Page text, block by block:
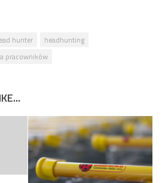
hunter
headhunting
pracowników